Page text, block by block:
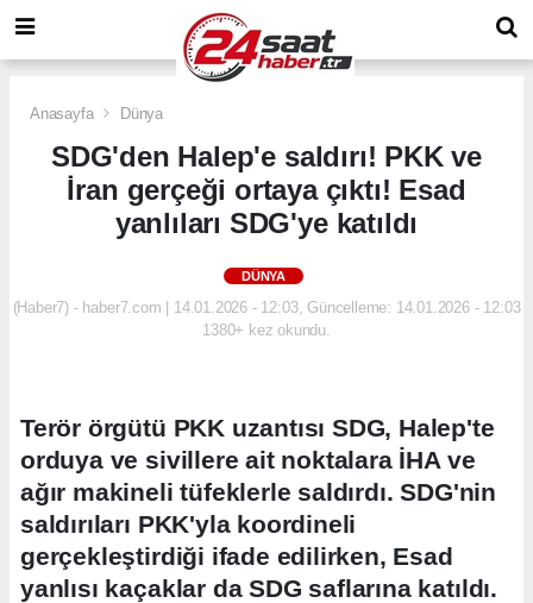
Anasayfa Dünya
SDG'den Halep'e saldırı! PKK ve
İran gerçeği ortaya çıktı! Esad
yanlıları SDG'ye katıldı
DÜNYA
(Haber7) - haber7.com | 14.01.2026 - 12:03, Güncelleme: 14.01.2026 - 12:03
1380+ kez okundu.
Terör örgütü PKK uzantısı SDG, Halep'te
orduya ve sivillere ait noktalara İHA ve
ağır makineli tüfeklerle saldırdı. SDG'nin
saldırıları PKK'yla koordineli
gerçekleştirdiği ifade edilirken, Esad
yanlısı kaçaklar da SDG saflarına katıldı.